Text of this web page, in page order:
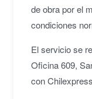
de obra por el
condiciones
El servicio se
Oficina 609,
con